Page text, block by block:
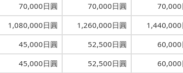
70,000日圓 70,000日圓
70,000
1,080,000日圓 1,260,000日圓
1,440,000
45,000日圓 52,500日圓
60,000
45,000日圓 52,500日圓
60,000